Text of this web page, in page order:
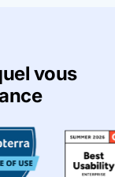
vous